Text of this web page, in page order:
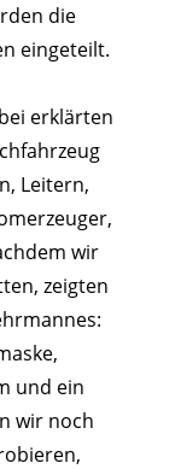
die
eingeteilt.
erklärten
Leitern,
wir
zeigten
und ein
wir noch